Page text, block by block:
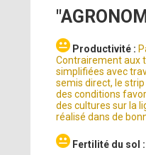
Productivité :
Contrairement aux
simplifiées avec
semis direct, le
des conditions
des cultures sur la
réalisé dans de
Fertilité du sol :